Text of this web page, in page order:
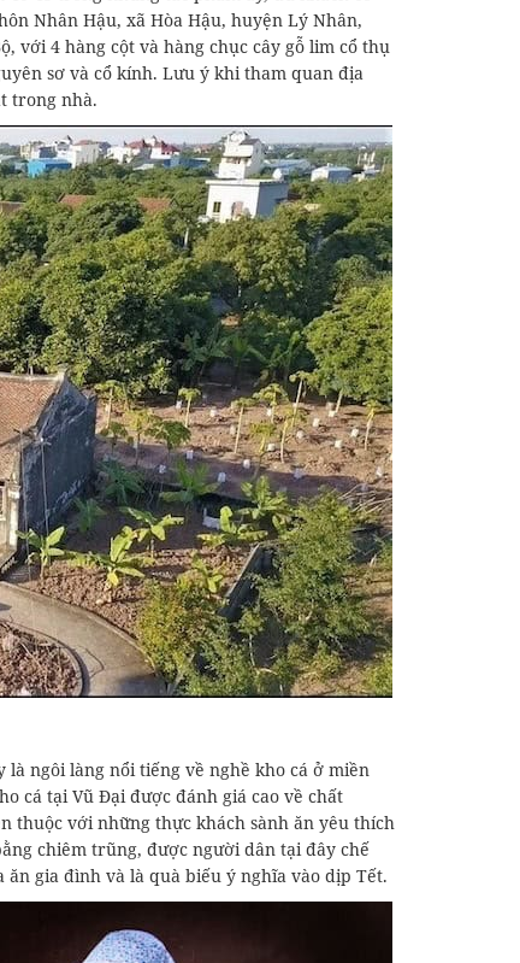
Nhân Hậu, xã Hòa Hậu, huyện Lý Nhân,
với 4 hàng cột và hàng chục cây gỗ lim cổ thụ
sơ và cổ kính. Lưu ý khi tham quan địa
trong nhà.
ngôi làng nổi tiếng về nghề kho cá ở miền
cá tại Vũ Đại được đánh giá cao về chất
thuộc với những thực khách sành ăn yêu thích
chiêm trũng, được người dân tại đây chế
gia đình và là quà biếu ý nghĩa vào dịp Tết.